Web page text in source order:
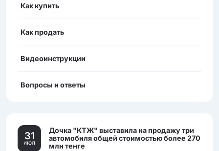
Как купить
Как продать
Видеоинструкции
Вопросы и ответы
31
июл
Дочка "КТЖ" выставила на продажу три
автомобиля общей стоимостью более 270
млн тенге